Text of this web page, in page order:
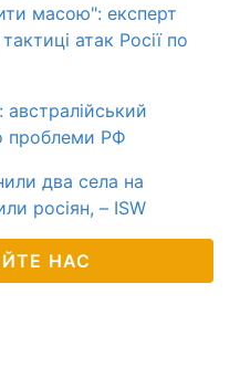
масою": експерт
атак Росії по
австралійський
проблеми РФ
два села на
росіян, – ISW
НАС